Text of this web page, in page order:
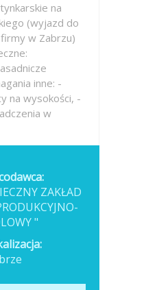
na
(wyjazd do
w Zabrzu)
inne: -
na wysokości, -
w
ZAKŁAD
"